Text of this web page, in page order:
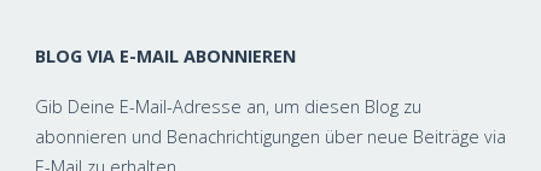
BLOG VIA E-MAIL ABONNIEREN
Gib Deine E-Mail-Adresse an, um diesen Blog zu
abonnieren und Benachrichtigungen über neue Beiträge via